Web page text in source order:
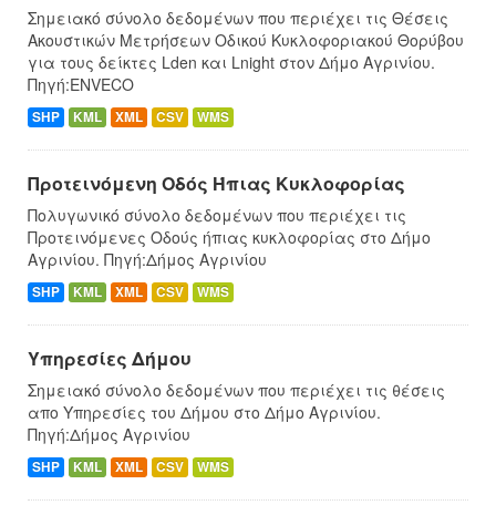
Σημειακό σύνολο δεδομένων που περιέχει τις Θέσεις
Ακουστικών Μετρήσεων Οδικού Κυκλοφοριακού Θορύβου
για τους δείκτες Lden και Lnight στον Δήμο Αγρινίου.
Πηγή:ENVECO
SHP KML XML CSV WMS
Προτεινόμενη Οδός Ήπιας Κυκλοφορίας
Πολυγωνικό σύνολο δεδομένων που περιέχει τις
Προτεινόμενες Οδούς ήπιας κυκλοφορίας στο Δήμο
Αγρινίου. Πηγή:Δήμος Αγρινίου
SHP KML XML CSV WMS
Υπηρεσίες Δήμου
Σημειακό σύνολο δεδομένων που περιέχει τις θέσεις
απο Υπηρεσίες του Δήμου στο Δήμο Αγρινίου.
Πηγή:Δήμος Αγρινίου
SHP KML XML CSV WMS